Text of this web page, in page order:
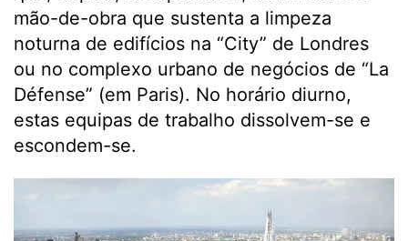
mão-de-obra que sustenta a limpeza
noturna de edifícios na “City” de Londres
ou no complexo urbano de negócios de “La
Défense” (em Paris). No horário diurno,
estas equipas de trabalho dissolvem-se e
escondem-se.